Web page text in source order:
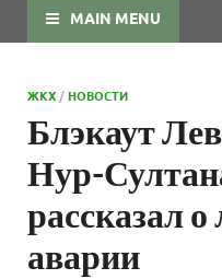
MAIN MENU
ЖКХ /НОВОСТИ
Блэкаут
Нур-
рассказал
аварии